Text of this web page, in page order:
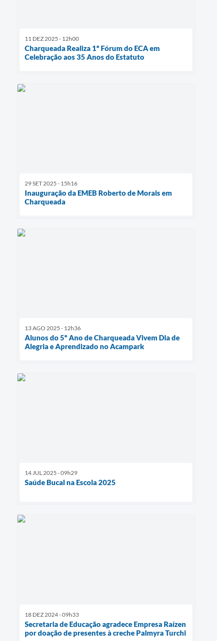
11 DEZ 2025 - 12h00
Charqueada Realiza 1º Fórum do ECA em
Celebração aos 35 Anos do Estatuto
29 SET 2025 - 15h16
Inauguração da EMEB Roberto de Morais em
Charqueada
13 AGO 2025 - 12h36
Alunos do 5º Ano de Charqueada Vivem Dia de
Alegria e Aprendizado no Acampark
14 JUL 2025 - 09h29
Saúde Bucal na Escola 2025
18 DEZ 2024 - 09h33
Secretaria de Educação agradece Empresa Raízen
por doação de presentes à creche Palmyra Turchi